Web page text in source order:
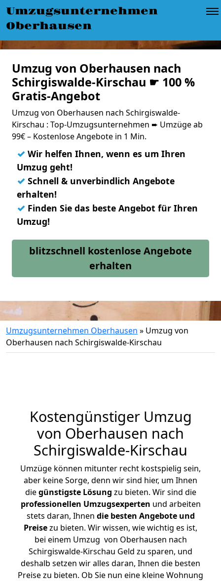
Umzugsunternehmen
Oberhausen
Umzug von Oberhausen nach
Schirgiswalde-Kirschau ☛ 100 %
Gratis-Angebot
Umzug von Oberhausen nach Schirgiswalde-
Kirschau : Top-Umzugsunternehmen ➨ Umzüge ab
99€ – Kostenlose Angebote in 1 Min.
✓ Wir helfen Ihnen, wenn es um Ihren
Umzug geht!
✓ Schnell & unverbindlich Angebote
erhalten!
✓ Finden Sie das beste Angebot für Ihren
Umzug!
blitzschnell kostenlose Angebote
erhalten
Umzugsunternehmen Oberhausen » Umzug von
Oberhausen nach Schirgiswalde-Kirschau
Kostengünstiger Umzug
von Oberhausen nach
Schirgiswalde-Kirschau
Umzüge können mitunter recht kostspielig sein,
aber keine Sorge, denn wir sind hier, um Ihnen
diegünstigste Lösung zu bieten. Wir sind die
professionellen Umzugsexperten und arbeiten
stets daran, Ihnen die besten Angebote und
Preisezu bieten. Wir wissen, wie wichtig es ist,
bei einem Umzug von Oberhausen nach
Schirgiswalde-Kirschau Geld zu sparen, und
deshalb setzen wir alles daran, Ihnen die besten
Preise zu bieten. Ob Sie nun eine kleine Wohnung